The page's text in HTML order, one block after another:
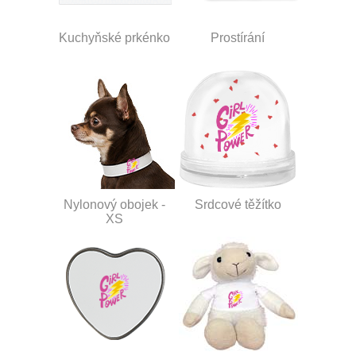
Kuchyňské prkénko Prostírání
Nylonový obojek -
XS
Srdcové těžítko